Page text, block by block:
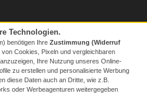
Technologien.
benötigen Ihre Zustimmung (Widerruf
von Cookies, Pixeln und vergleichbaren
Ihre Nutzung unseres Online-
zu erstellen und personalisierte Werbung
diese Daten auch an Dritte, wie z.B.
oder Werbeagenturen weitergegeben